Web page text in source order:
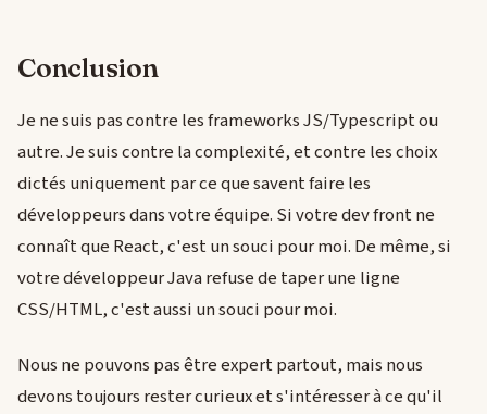
Conclusion
Je ne suis pas contre les frameworks JS/Typescript ou
autre. Je suis contre la complexité, et contre les choix
dictés uniquement par ce que savent faire les
développeurs dans votre équipe. Si votre dev front ne
connaît que React, c'est un souci pour moi. De même, si
votre développeur Java refuse de taper une ligne
CSS/HTML, c'est aussi un souci pour moi.
Nous ne pouvons pas être expert partout, mais nous
devons toujours rester curieux et s'intéresser à ce qu'il